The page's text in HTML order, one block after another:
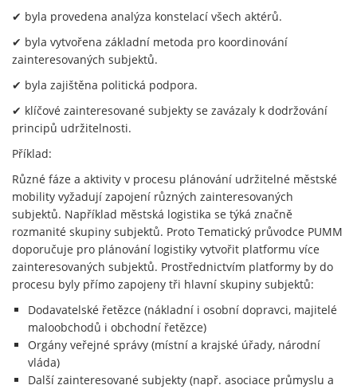
✔ byla provedena analýza konstelací všech aktérů.
✔ byla vytvořena základní metoda pro koordinování
zainteresovaných subjektů.
✔ byla zajištěna politická podpora.
✔ klíčové zainteresované subjekty se zavázaly k dodržování
principů udržitelnosti.
Příklad:
Různé fáze a aktivity v procesu plánování udržitelné městské
mobility vyžadují zapojení různých zainteresovaných
subjektů. Například městská logistika se týká značně
rozmanité skupiny subjektů. Proto Tematický průvodce PUMM
doporučuje pro plánování logistiky vytvořit platformu více
zainteresovaných subjektů. Prostřednictvím platformy by do
procesu byly přímo zapojeny tři hlavní skupiny subjektů:
Dodavatelské řetězce (nákladní i osobní dopravci, majitelé
maloobchodů i obchodní řetězce)
Orgány veřejné správy (místní a krajské úřady, národní
vláda)
Další zainteresované subjekty (např. asociace průmyslu a